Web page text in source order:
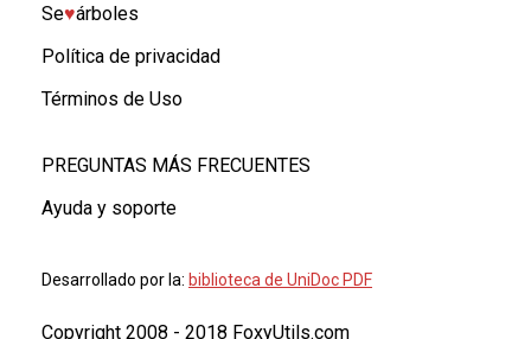
Se♥︎árboles
Política de privacidad
Términos de Uso
PREGUNTAS MÁS FRECUENTES
Ayuda y soporte
Desarrollado por la: biblioteca de UniDoc PDF
Copyright 2008 - 2018 FoxyUtils.com